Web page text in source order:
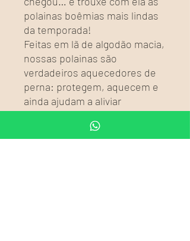
polainas boêmias mais lindas
da temporada!
Feitas em lã de algodão macia,
nossas polainas são
verdadeiros aquecedores de
perna: protegem, aquecem e
ainda ajudam a aliviar
desconfortos nos joelhos com
seu toque acolhedor — um
carinho extra contra o frio e a